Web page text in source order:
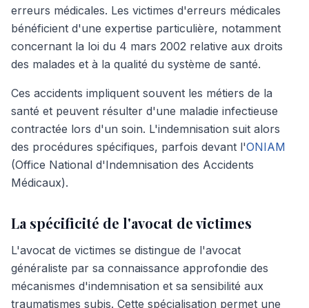
erreurs médicales. Les victimes d'erreurs médicales
bénéficient d'une expertise particulière, notamment
concernant la loi du 4 mars 2002 relative aux droits
des malades et à la qualité du système de santé.
Ces accidents impliquent souvent les métiers de la
santé et peuvent résulter d'une maladie infectieuse
contractée lors d'un soin. L'indemnisation suit alors
des procédures spécifiques, parfois devant l'ONIAM
(Office National d'Indemnisation des Accidents
Médicaux).
La spécificité de l'avocat de victimes
L'avocat de victimes se distingue de l'avocat
généraliste par sa connaissance approfondie des
mécanismes d'indemnisation et sa sensibilité aux
traumatismes subis. Cette spécialisation permet une